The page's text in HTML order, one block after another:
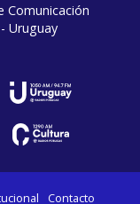
Comunicación
Uruguay
Contacto